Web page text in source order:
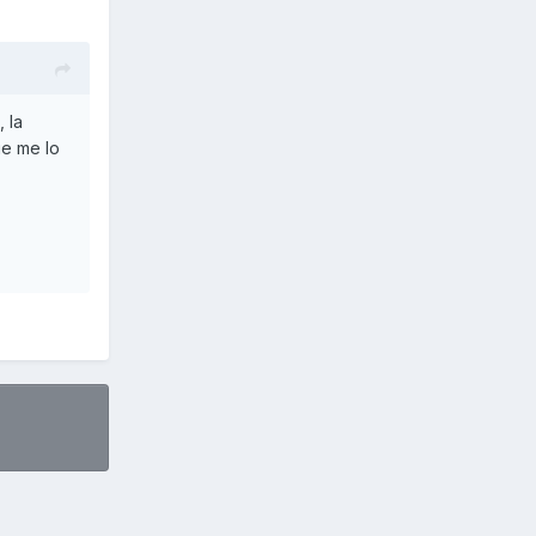
la
me lo